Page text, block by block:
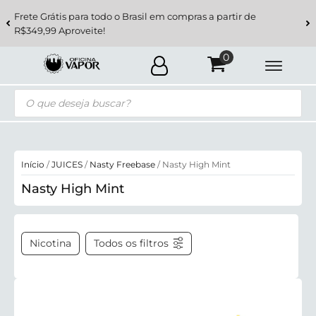
Frete Grátis para todo o Brasil em compras a partir de
R$349,99 Aproveite!
Pesquisar
produtos
Início /JUICES / Nasty Freebase / Nasty High Mint
Nasty High Mint
Nicotina Todos os filtros